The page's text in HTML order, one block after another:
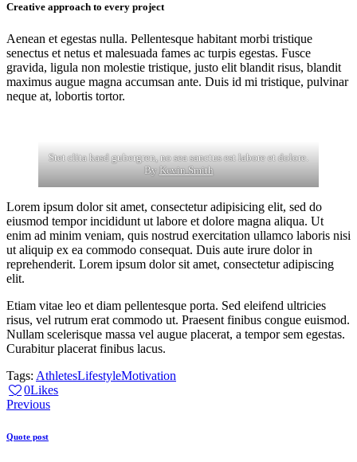
Creative approach to every project
Aenean et egestas nulla. Pellentesque habitant morbi tristique
senectus et netus et malesuada fames ac turpis egestas. Fusce
gravida, ligula non molestie tristique, justo elit blandit risus, blandit
maximus augue magna accumsan ante. Duis id mi tristique, pulvinar
neque at, lobortis tortor.
Stet clita kasd gubergren, no sea sanctus est labore et dolore.
By Kevin Smith
Lorem ipsum dolor sit amet, consectetur adipisicing elit, sed do
eiusmod tempor incididunt ut labore et dolore magna aliqua. Ut
enim ad minim veniam, quis nostrud exercitation ullamco laboris nisi
ut aliquip ex ea commodo consequat. Duis aute irure dolor in
reprehenderit. Lorem ipsum dolor sit amet, consectetur adipiscing
elit.
Etiam vitae leo et diam pellentesque porta. Sed eleifend ultricies
risus, vel rutrum erat commodo ut. Praesent finibus congue euismod.
Nullam scelerisque massa vel augue placerat, a tempor sem egestas.
Curabitur placerat finibus lacus.
Tags: AthletesLifestyleMotivation
0Likes
Navigácia
v
Previous
Quote post